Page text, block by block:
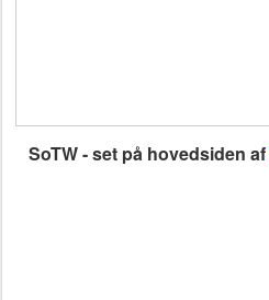
SoTW - set på hovedsiden af